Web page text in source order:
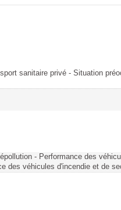
sanitaire privé - Situation
- Performance des
des véhicules d'incendie et de